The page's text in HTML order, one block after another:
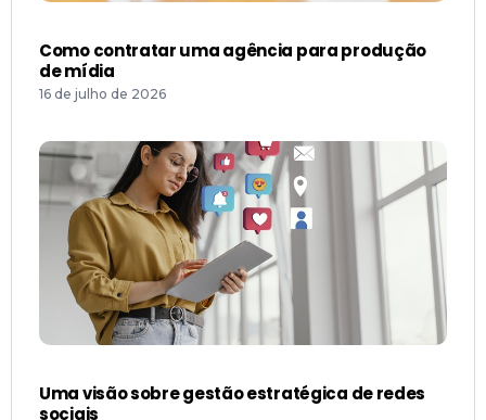
Como contratar uma agência para produção
de mídia
16 de julho de 2026
Uma visão sobre gestão estratégica de redes
sociais